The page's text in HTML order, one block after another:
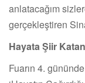
anlatacağım
gerçekleştiren
Hayata Şiir
Fuarın 4.